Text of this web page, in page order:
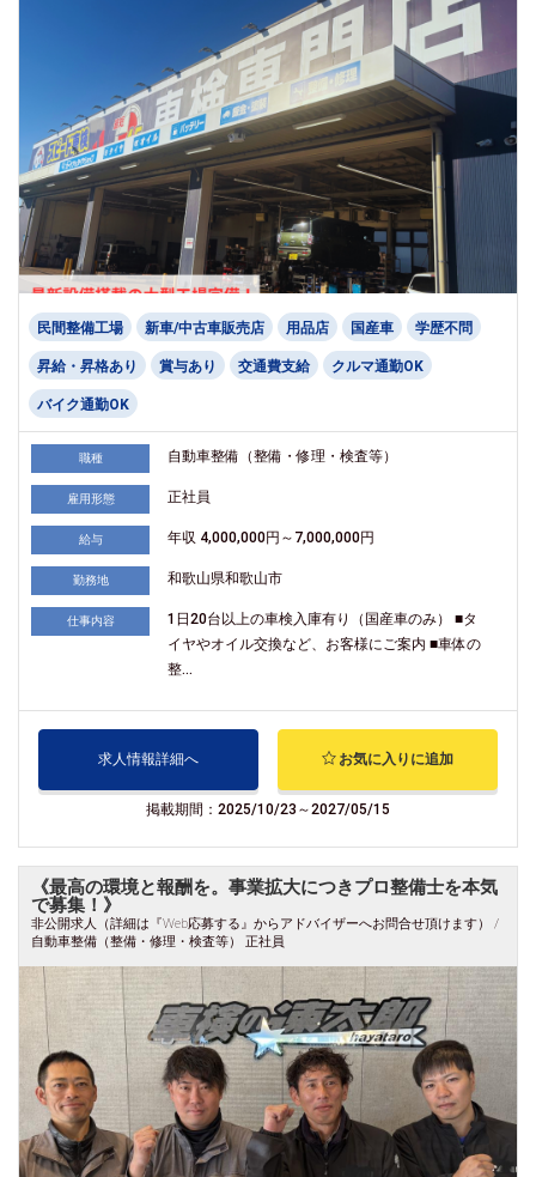
民間整備工場 新車/中古車販売店 用品店 国産車 学歴不問
昇給・昇格あり 賞与あり 交通費支給 クルマ通勤OK
バイク通勤OK
職種 自動車整備（整備・修理・検査等）
雇用形態 正社員
給与 年収 4,000,000円～7,000,000円
勤務地 和歌山県和歌山市
仕事内容
1日20台以上の車検入庫有り（国産車のみ） ■タ
イヤやオイル交換など、お客様にご案内 ■車体の
整...
求人情報詳細へ お気に入りに追加
掲載期間：2025/10/23～2027/05/15
《最高の環境と報酬を。事業拡大につきプロ整備士を本気
で募集！》
非公開求人（詳細は『Web応募する』からアドバイザーへお問合せ頂けます） /
自動車整備（整備・修理・検査等） 正社員